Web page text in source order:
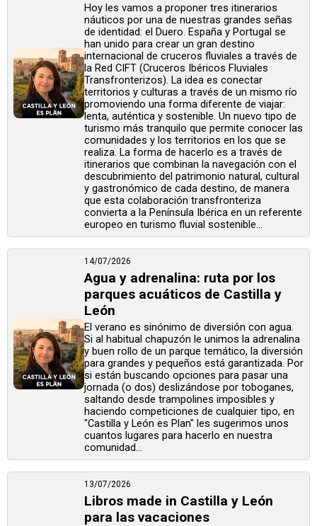
Hoy les vamos a proponer tres itinerarios
náuticos por una de nuestras grandes señas
de identidad: el Duero. España y Portugal se
han unido para crear un gran destino
internacional de cruceros fluviales a través de
la Red CIFT (Cruceros Ibéricos Fluviales
Transfronterizos). La idea es conectar
territorios y culturas a través de un mismo río
promoviendo una forma diferente de viajar:
lenta, auténtica y sostenible. Un nuevo tipo de
turismo más tranquilo que permite conocer las
comunidades y los territorios en los que se
realiza. La forma de hacerlo es a través de
itinerarios que combinan la navegación con el
descubrimiento del patrimonio natural, cultural
y gastronómico de cada destino, de manera
que esta colaboración transfronteriza
convierta a la Península Ibérica en un referente
europeo en turismo fluvial sostenible...
14/07/2026
Agua y adrenalina: ruta por los
parques acuáticos de Castilla y
León
El verano es sinónimo de diversión con agua.
Si al habitual chapuzón le unimos la adrenalina
y buen rollo de un parque temático, la diversión
para grandes y pequeños está garantizada. Por
si están buscando opciones para pasar una
jornada (o dos) deslizándose por toboganes,
saltando desde trampolines imposibles y
haciendo competiciones de cualquier tipo, en
"Castilla y León es Plan" les sugerimos unos
cuantos lugares para hacerlo en nuestra
comunidad...
13/07/2026
Libros made in Castilla y León
para las vacaciones